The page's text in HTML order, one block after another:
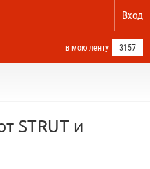
Вход
в мою ленту 3157
STRUT и